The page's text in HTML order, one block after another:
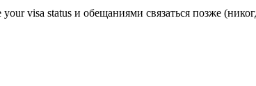
visa status и обещаниями связаться позже